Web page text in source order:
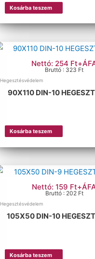
Kosárba teszem
Nettó: 254
Bruttó : 323 Ft
Hegesztésvédelem
90X110 DIN-10
Kosárba teszem
Nettó: 159
Bruttó : 202 Ft
Hegesztésvédelem
105X50 DIN-10
Kosárba teszem